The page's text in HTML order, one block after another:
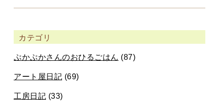
カテゴリ
ぷかぷかさんのおひるごはん (87)
アート屋日記 (69)
工房日記 (33)